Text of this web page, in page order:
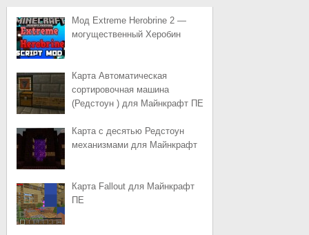
Мод Extreme Herobrine 2 —
могущественный Херобин
Карта Автоматическая
сортировочная машина
(Редстоун ) для Майнкрафт ПЕ
Карта с десятью Редстоун
механизмами для Майнкрафт
Карта Fallout для Майнкрафт
ПЕ